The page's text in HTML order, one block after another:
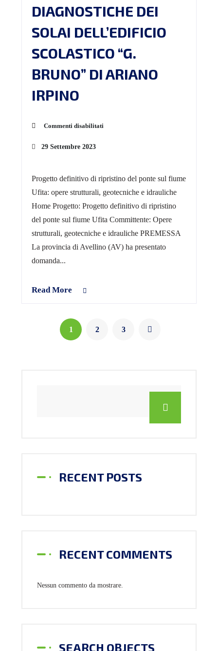
DIAGNOSTICHE DEI
SOLAI DELL’EDIFICIO
SCOLASTICO “G.
BRUNO” DI ARIANO
IRPINO
Commenti disabilitati
29 Settembre 2023
Progetto definitivo di ripristino del ponte sul fiume
Ufita: opere strutturali, geotecniche e idrauliche
Home Progetto: Progetto definitivo di ripristino
del ponte sul fiume Ufita Committente: Opere
strutturali, geotecniche e idrauliche PREMESSA
La provincia di Avellino (AV) ha presentato
domanda...
Read More
1 2 3
RECENT POSTS
RECENT COMMENTS
Nessun commento da mostrare.
SEARCH OBJECTS